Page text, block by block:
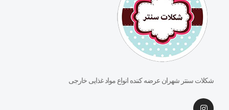
شکلات سنتر شهران عرضه کننده انواع مواد غذایی خارجی